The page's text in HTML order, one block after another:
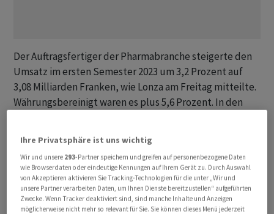
Der Auftragsfertiger der Pharmabranche steigerte den
Umsatz im ersten Semester 2023 um 3,2 Prozent auf
3,08 Milliarden Franken, wie Lonza am Freitag mitteilte.
Währungsbereinigt waren es plus 5,6 Prozent. In den
Davon blieben 411 Millionen Franken als Reingewinn,
nach 498 Millionen im Vorjahr.
Ihre Privatsphäre ist uns wichtig
Wir und unsere 293-Partner speichern und greifen auf personenbezogene Daten
wie Browserdaten oder eindeutige Kennungen auf Ihrem Gerät zu. Durch Auswahl
von Akzeptieren aktivieren Sie Tracking-Technologien für die unter „Wir und
unsere Partner verarbeiten Daten, um Ihnen Dienste bereitzustellen“ aufgeführten
Zwecke. Wenn Tracker deaktiviert sind, sind manche Inhalte und Anzeigen
möglicherweise nicht mehr so relevant für Sie. Sie können dieses Menü jederzeit